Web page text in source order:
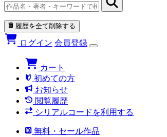
履歴を全て削除する
ログイン 会員登録
カート
初めての方
お知らせ
閲覧履歴
シリアルコードを利用する
無料・セール作品